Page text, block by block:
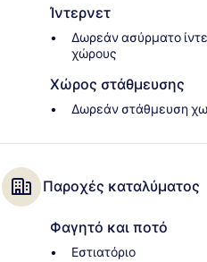
Ίντερνετ
Δωρεάν ασύρματο
χώρους
Χώρος στάθμευσης
Δωρεάν στάθμευση
Παροχές καταλύματος
Φαγητό και ποτό
Εστιατόριο